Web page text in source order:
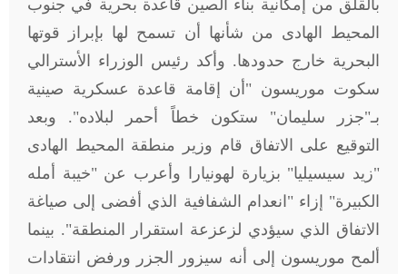
بالقلق من إمكانية بناء الصين قاعدة بحرية في جنوب
المحيط الهادى من شأنها أن تسمح لها بإبراز قوتها
البحرية خارج حدودها. وأكد رئيس الوزراء الأسترالي
سكوت موريسون "أن إقامة قاعدة عسكرية صينية
بـ"جزر سليمان" ستكون خطاً أحمر لبلاده". وبعد
التوقيع على الاتفاق قام وزير منطقة المحيط الهادى
"زيد سيسيليا" بزيارة لهونيارا وأعرب عن "خيبة أمله
الكبيرة" إزاء "انعدام الشفافية الذي أفضى إلى صياغة
الاتفاق الذي سيؤدي لزعزعة استقرار المنطقة". بينما
ألمح موريسون إلى أنه سيزور الجزر ورفض انتقادات